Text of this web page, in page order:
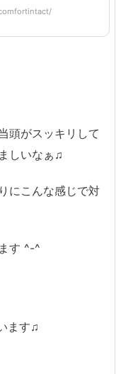
頭がスッキリして
しいなぁ♫
にこんな感じで対
す ^-^
ます♫